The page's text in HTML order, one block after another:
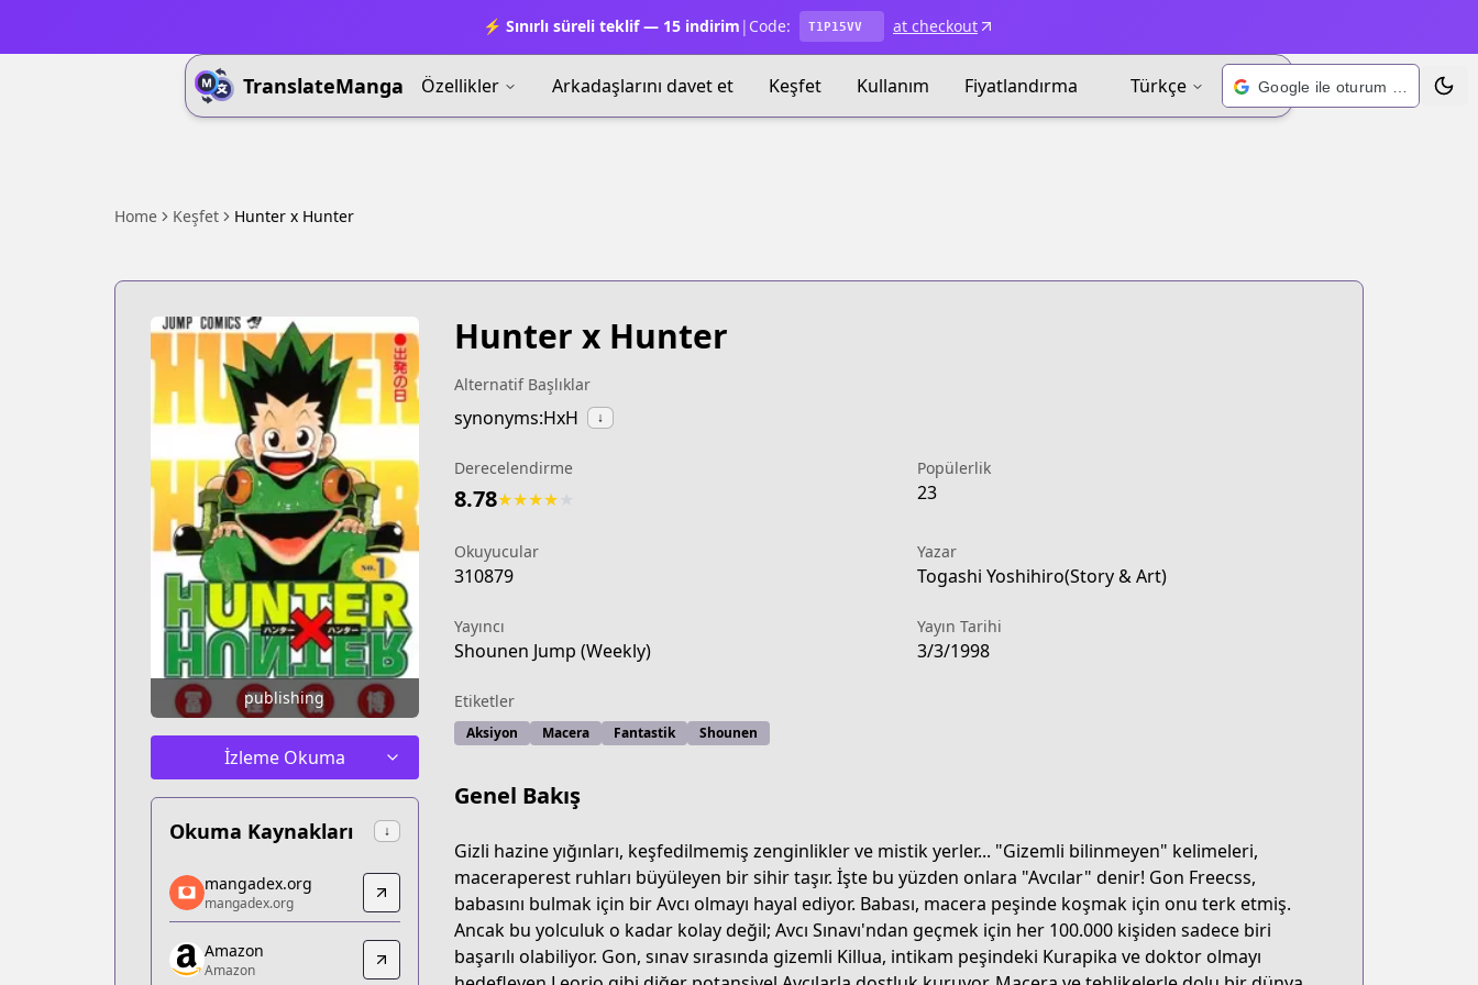
⚡ Sınırlı süreli teklif — 15 indirim | Code: T1P15VV at checkout
TranslateManga Özellikler Arkadaşlarını davet et Keşfet Kullanım Fiyatlandırma Türkçe
Home Keşfet Hunter x Hunter
publishing
İzleme Okuma
Okuma Kaynakları ↓
mangadex.org
mangadex.org
https://mangadex.org/title/db692d58-4b13-4174-ae8c-30c515c0689c
Amazon
mangadex.org
mangadex.org
Amazon
Amazon
Hunter x Hunter
Alternatif Başlıklar
synonyms:HxH ↓
Derecelendirme
8.78★★★★
Popülerlik
23
Okuyucular
310879
Yazar
Togashi Yoshihiro(Story & Art)
Yayıncı
Shounen Jump (Weekly)
Yayın Tarihi
3/3/1998
Etiketler
Aksiyon Macera Fantastik Shounen
Genel Bakış
Gizli hazine yığınları, keşfedilmemiş zenginlikler ve mistik yerler... "Gizemli bilinmeyen" kelimeleri,
maceraperest ruhları büyüleyen bir sihir taşır. İşte bu yüzden onlara "Avcılar" denir! Gon Freecss,
babasını bulmak için bir Avcı olmayı hayal ediyor. Babası, macera peşinde koşmak için onu terk etmiş.
Ancak bu yolculuk o kadar kolay değil; Avcı Sınavı'ndan geçmek için her 100.000 kişiden sadece biri
başarılı olabiliyor. Gon, sınav sırasında gizemli Killua, intikam peşindeki Kurapika ve doktor olmayı